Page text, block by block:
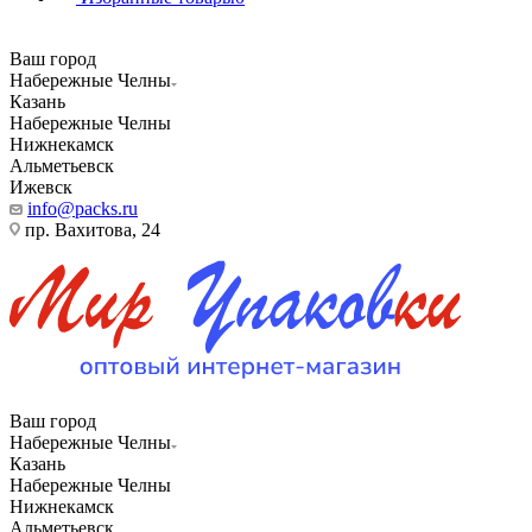
Ваш город
Набережные Челны
Казань
Набережные Челны
Нижнекамск
Альметьевск
Ижевск
info@packs.ru
пр. Вахитова, 24
Ваш город
Набережные Челны
Казань
Набережные Челны
Нижнекамск
Альметьевск